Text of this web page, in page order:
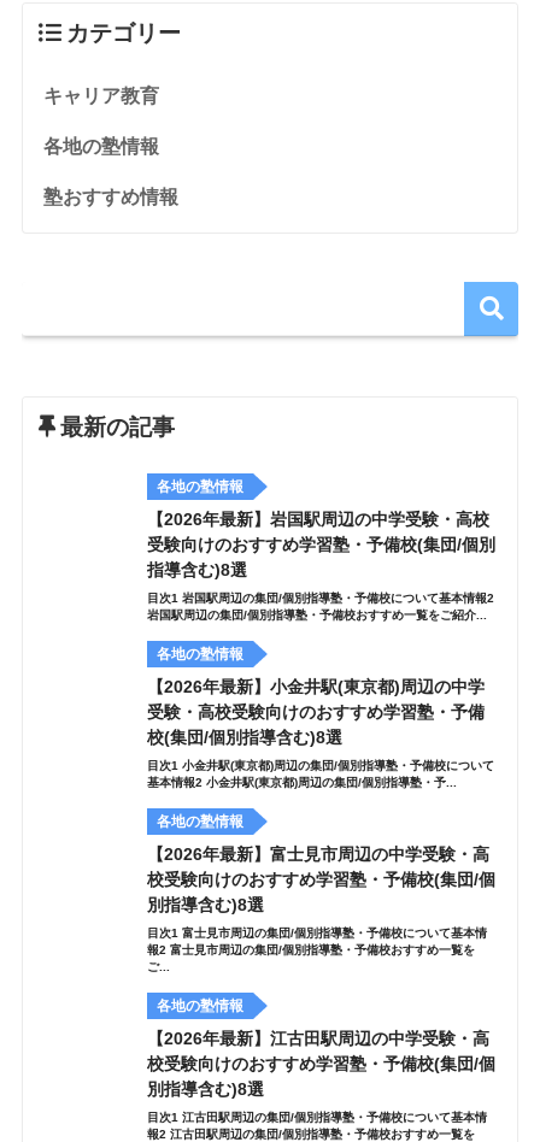
カテゴリー
キャリア教育
各地の塾情報
塾おすすめ情報
最新の記事
各地の塾情報
【2026年最新】岩国駅周辺の中学受験・高校
受験向けのおすすめ学習塾・予備校(集団/個別
指導含む)8選
目次1 岩国駅周辺の集団/個別指導塾・予備校について基本情報2
岩国駅周辺の集団/個別指導塾・予備校おすすめ一覧をご紹介...
各地の塾情報
【2026年最新】小金井駅(東京都)周辺の中学
受験・高校受験向けのおすすめ学習塾・予備
校(集団/個別指導含む)8選
目次1 小金井駅(東京都)周辺の集団/個別指導塾・予備校について
基本情報2 小金井駅(東京都)周辺の集団/個別指導塾・予...
各地の塾情報
【2026年最新】富士見市周辺の中学受験・高
校受験向けのおすすめ学習塾・予備校(集団/個
別指導含む)8選
目次1 富士見市周辺の集団/個別指導塾・予備校について基本情
報2 富士見市周辺の集団/個別指導塾・予備校おすすめ一覧を
ご...
各地の塾情報
【2026年最新】江古田駅周辺の中学受験・高
校受験向けのおすすめ学習塾・予備校(集団/個
別指導含む)8選
目次1 江古田駅周辺の集団/個別指導塾・予備校について基本情
報2 江古田駅周辺の集団/個別指導塾・予備校おすすめ一覧を